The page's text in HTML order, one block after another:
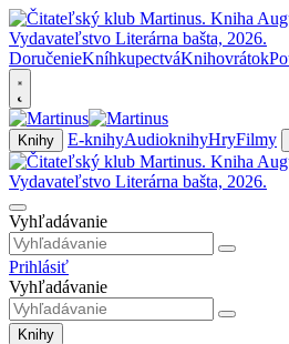
DoručenieKníhkupectváKnihovrátok
Knihy E-knihyAudioknihyHryFilmy
Vyhľadávanie
Prihlásiť
Vyhľadávanie
Knihy